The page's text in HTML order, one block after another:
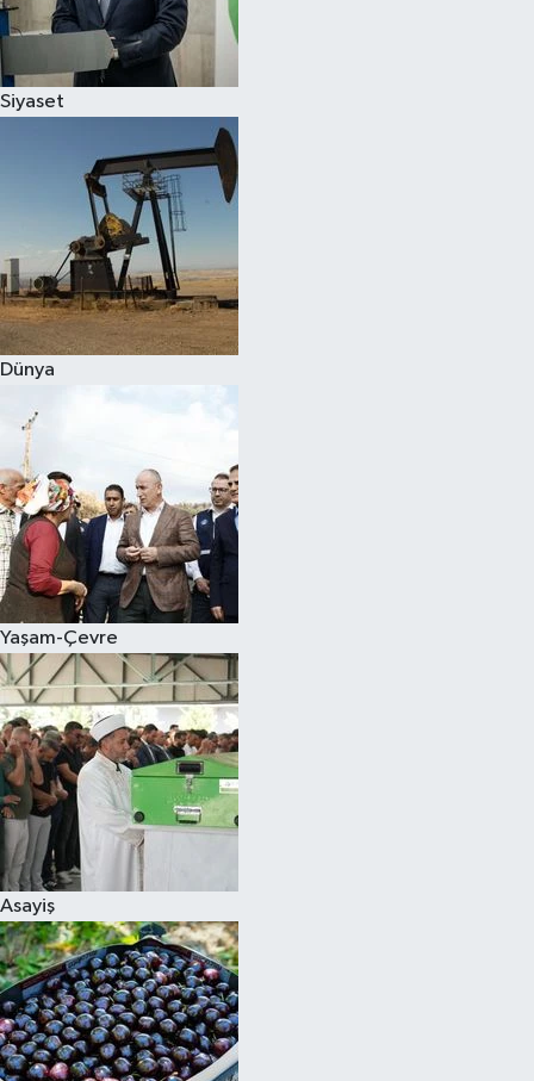
Siyaset
Dünya
Yaşam-Çevre
Asayiş
Spor
Çocuk
Eğitim
Hava Durumu
Kadın
Kültür Sanat
Sağlık
Siyaset
Teknoloji
Televizyon
Yaşam-Çevre